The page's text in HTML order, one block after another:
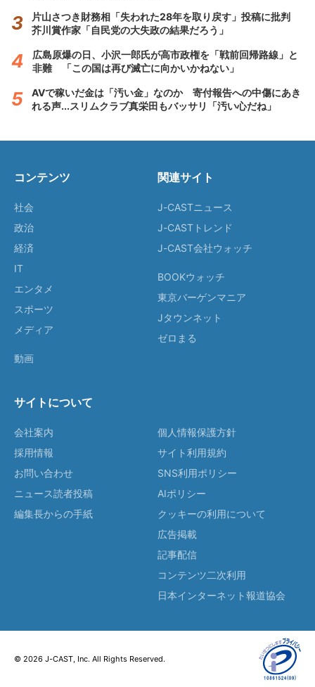
片山さつき財務相「失われた28年を取り戻す」投稿に批判
芥川賞作家「自民党の大失政の結果だろう」
広島原爆の日、小沢一郎氏が高市政権を「戦前回帰路線」と
非難 「この国は再び滅亡に向かいかねない」
AVで稼いだ金は「汚い金」なのか 寄付報告への中傷にあき
れる声...スリムクラブ真栄田もバッサリ「汚い心だね」
コンテンツ
社会
政治
経済
IT
エンタメ
スポーツ
メディア
動画
関連サイト
J-CASTニュース
J-CASTトレンド
J-CAST会社ウォッチ
BOOKウォッチ
東京バーゲンマニア
Jタウンネット
ゼロまる
サイトについて
会社案内
採用情報
お問い合わせ
ニュース読者投稿
編集長からの手紙
個人情報保護方針
サイト利用規約
SNS利用ポリシー
AIポリシー
クッキーの利用について
広告掲載
記事配信
コンテンツ二次利用
日本インターネット報道協会
© 2026 J-CAST, Inc. All Rights Reserved.